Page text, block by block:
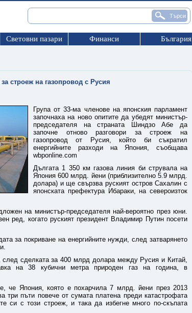
Световни пазари Финанси България
строеж на газопровод с Русия
Група от 33-ма членове на японския парламент
започнаха на ново опитите да убедят министър-
председателя на страната Шиндзо Абе да
започне отново разговори за строеж на
газопровод от Русия, който би съкратил
енергийните разходи на Япония, съобщава
wbponline.com
Дългата 1 350 км газова линия би струвала на
Япония 600 млрд. йени (приблизително 5.9 млрд.
долара) и ще свързва руският остров Сахалин с
японската префектура Ибараки, на североизток
на министър-председателя най-вероятно през юни.
ред, когато руският президент Владимир Путин посети
за покриване на енергийните нужди, след затварянето
след сделката за 400 млрд долара между Русия и Китай,
на 38 кубични метра природен газ на година, в
че Япония, която е похарчила 7 млрд. йени през 2013
три пъти повече от сумата платена преди катастрофата
си с този строеж, и така да избегне много по-скъпата